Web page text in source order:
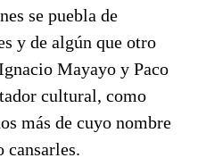
se puebla de
y de algún que otro
Mayayo y Paco
cultural, como
más de cuyo nombre
cansarles.